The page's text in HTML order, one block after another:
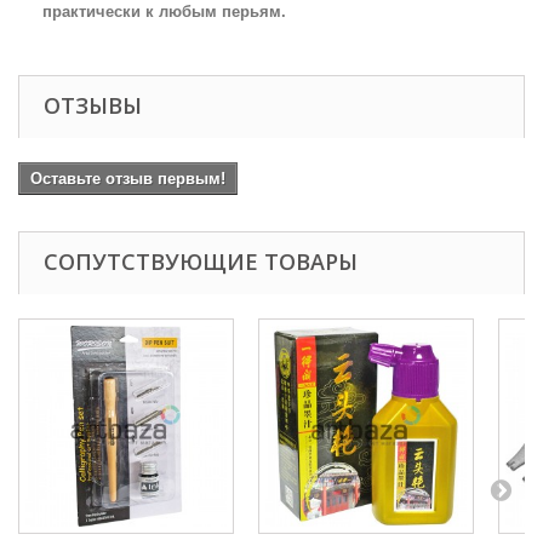
практически к любым перьям.
ОТЗЫВЫ
Оставьте отзыв первым!
СОПУТСТВУЮЩИЕ ТОВАРЫ